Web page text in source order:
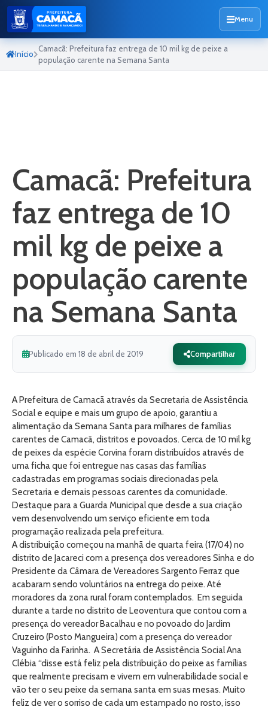
Menu
Início
Camacã: Prefeitura faz entrega de 10 mil kg de peixe a
população carente na Semana Santa
Camacã: Prefeitura
faz entrega de 10
mil kg de peixe a
população carente
na Semana Santa
Publicado em 18 de abril de 2019 Compartilhar
A Prefeitura de Camacã através da Secretaria de Assistência
Social e equipe e mais um grupo de apoio, garantiu a
alimentação da Semana Santa para milhares de famílias
carentes de Camacã, distritos e povoados. Cerca de 10 mil kg
de peixes da espécie Corvina foram distribuídos através de
uma ficha que foi entregue nas casas das famílias
cadastradas em programas sociais direcionadas pela
Secretaria e demais pessoas carentes da comunidade.
Destaque para a Guarda Municipal que desde a sua criação
vem desenvolvendo um serviço eficiente em toda
programação realizada pela prefeitura.
A distribuição começou na manhã de quarta feira (17/04) no
distrito de Jacareci com a presença dos vereadores Sinha e do
Presidente da Câmara de Vereadores Sargento Ferraz que
acabaram sendo voluntários na entrega do peixe. Até
moradores da zona rural foram contemplados. Em seguida
durante a tarde no distrito de Leoventura que contou com a
presença do vereador Bacalhau e no povoado do Jardim
Cruzeiro (Posto Mangueira) com a presença do vereador
Vaguinho da Farinha. A Secretária de Assistência Social Ana
Clébia “disse está feliz pela distribuição do peixe as famílias
que realmente precisam e vivem em vulnerabilidade social e
vão ter o seu peixe da semana santa em suas mesas. Muito
feliz de ver o sorriso de cada um estampado no rosto, isso